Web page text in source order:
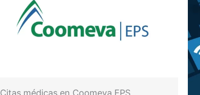
Citas médicas en Coomeva EPS,